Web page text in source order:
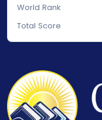
World Rank
Total Score